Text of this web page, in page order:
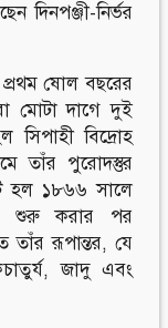
দিনপঞ্জী-নির্ভর
প্রথম ষোল বছরের
মোটা দাগে দুই
সিপাহী বিদ্রোহ
তাঁর পুরোদস্তুর
হল ১৮৬৬ সালে
শুরু করার পর
তাঁর রূপান্তর, যে
জাদু এবং